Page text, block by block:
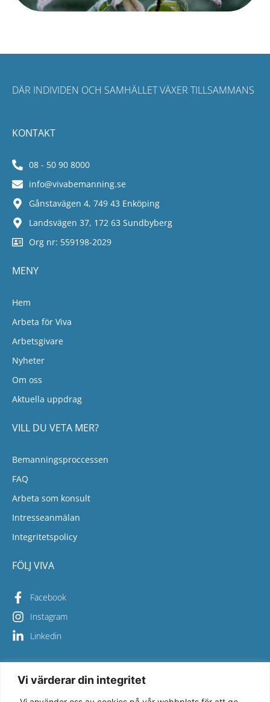
Vi värderar din integritet
DÄR INDIVIDEN OCH SAMHÄLLET VÄXER TILLSAMMANS
KONTAKT
08 - 50 90 8000
info@vivabemanning.se
Gånstavägen 4, 749 43 Enköping
Landsvägen 37, 172 63 Sundbyberg
Org nr: 559198-2029
MENY
Hem
Arbeta för Viva
Arbetsgivare
Nyheter
Om oss
Aktuella uppdrag
VILL DU VETA MER?
Bemanningsproccessen
FAQ
Arbeta som konsult
Intresseanmälan
Integritetspolicy
FÖLJ VIVA
Facebook
Instagram
Linkedin
Copyright © 2026 Viva Bemanning – All Rights Reserved